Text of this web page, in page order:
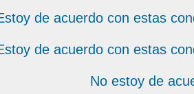
de acuerdo con estas
de acuerdo con estas
No estoy de